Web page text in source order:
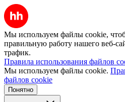
Мы используем файлы cookie,
правильную работу нашего веб-
трафик.
Правила использования файлов
Мы используем файлы cookie.
файлов cookie
Понятно